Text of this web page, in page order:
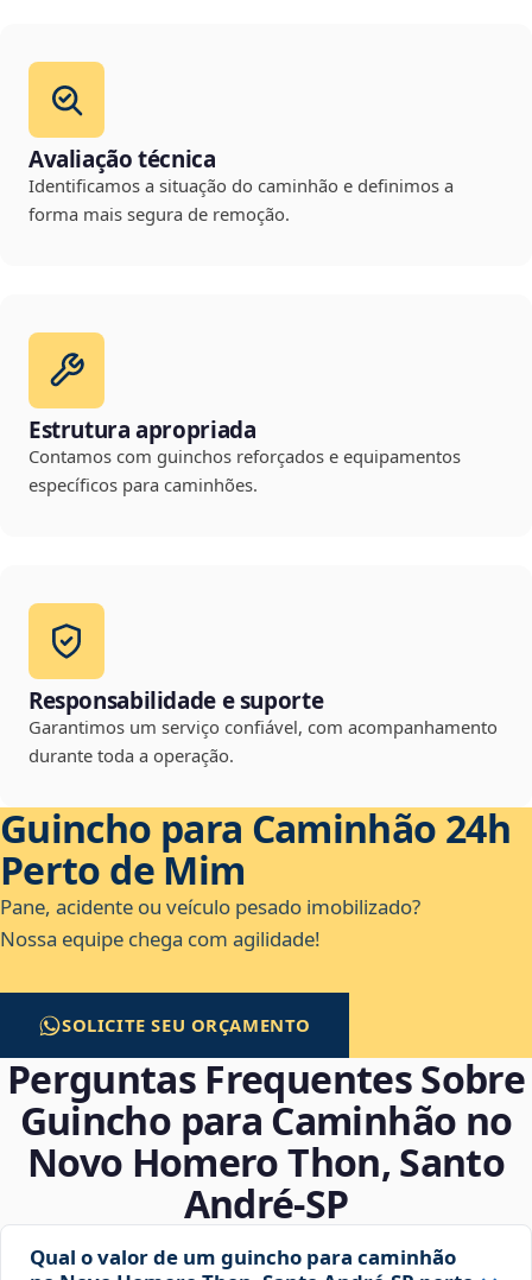
Avaliação técnica
Identificamos a situação do caminhão e definimos a
forma mais segura de remoção.
Estrutura apropriada
Contamos com guinchos reforçados e equipamentos
específicos para caminhões.
Responsabilidade e suporte
Garantimos um serviço confiável, com acompanhamento
durante toda a operação.
Guincho para Caminhão 24h
Perto de Mim
Pane, acidente ou veículo pesado imobilizado?
Nossa equipe chega com agilidade!
SOLICITE SEU ORÇAMENTO
Perguntas Frequentes Sobre
Guincho para Caminhão no
Novo Homero Thon, Santo
André‑SP
Qual o valor de um guincho para caminhão